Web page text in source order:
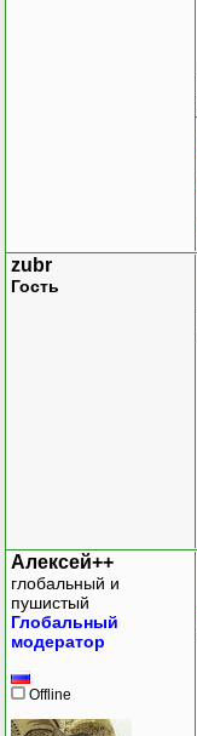
zubr
Гость
Алексей++
глобальный и
пушистый
Глобальный
модератор
Offline